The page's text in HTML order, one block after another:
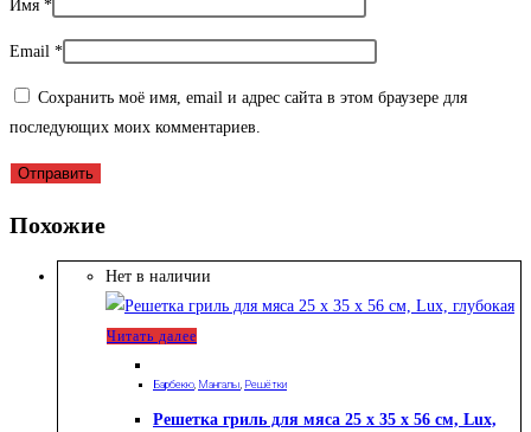
Имя *
Email *
Сохранить моё имя, email и адрес сайта в этом браузере для
последующих моих комментариев.
Похожие
Нет в наличии
Читать далее
Барбекю, Мангалы, Решётки
Решетка гриль для мяса 25 х 35 х 56 см, Lux,